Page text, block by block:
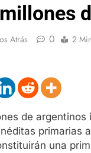
Atrás 0 2
de
primarias
una